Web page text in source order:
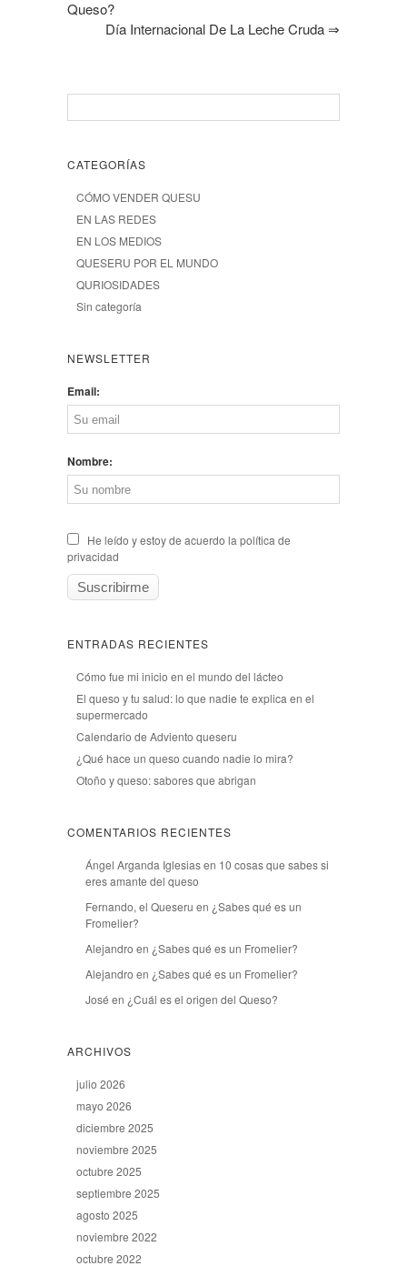
Queso?
Día Internacional De La Leche Cruda⇒
CATEGORÍAS
CÓMO VENDER QUESU
EN LAS REDES
EN LOS MEDIOS
QUESERU POR EL MUNDO
QURIOSIDADES
Sin categoría
NEWSLETTER
Email:
Nombre:
He leído y estoy de acuerdo la política de
privacidad
ENTRADAS RECIENTES
Cómo fue mi inicio en el mundo del lácteo
El queso y tu salud: lo que nadie te explica en el
supermercado
Calendario de Adviento queseru
¿Qué hace un queso cuando nadie lo mira?
Otoño y queso: sabores que abrigan
COMENTARIOS RECIENTES
Ángel Arganda Iglesiasen 10 cosas que sabes si
eres amante del queso
Fernando, el Queseru en ¿Sabes qué es un
Fromelier?
Alejandro en ¿Sabes qué es un Fromelier?
Alejandro en ¿Sabes qué es un Fromelier?
José en ¿Cuál es el origen del Queso?
ARCHIVOS
julio 2026
mayo 2026
diciembre 2025
noviembre 2025
octubre 2025
septiembre 2025
agosto 2025
noviembre 2022
octubre 2022